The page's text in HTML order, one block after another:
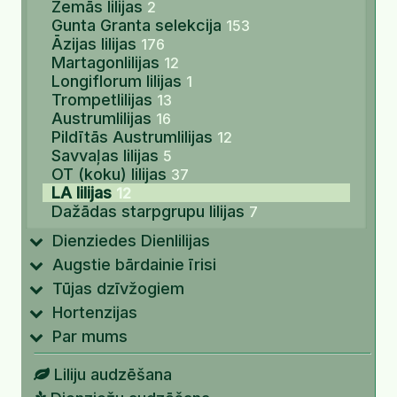
Zemās lilijas 2
Gunta Granta selekcija 153
Āzijas lilijas 176
Martagonlilijas 12
Longiflorum lilijas 1
Trompetlilijas 13
Austrumlilijas 16
Pildītās Austrumlilijas 12
Savvaļas lilijas 5
OT (koku) lilijas 37
LA lilijas 12
Dažādas starpgrupu lilijas 7
Dienziedes Dienlilijas
Augstie bārdainie īrisi
Tūjas dzīvžogiem
Hortenzijas
Par mums
Liliju audzēšana